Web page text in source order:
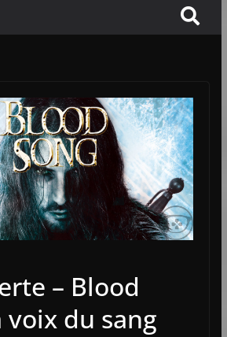
– Blood
voix du sang